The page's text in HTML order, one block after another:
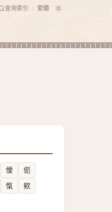
查询索引 繁體
懓
伌
愾 欸